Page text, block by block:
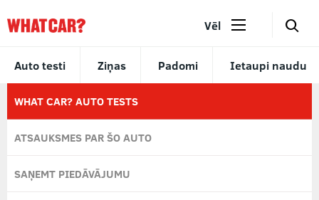
Auto testi Ziņas Padomi Ietaupi naudu
Vēl 🔎
WHAT CAR? AUTO TESTS
ATSAUKSMES PAR ŠO AUTO
SAŅEMT PIEDĀVĀJUMU